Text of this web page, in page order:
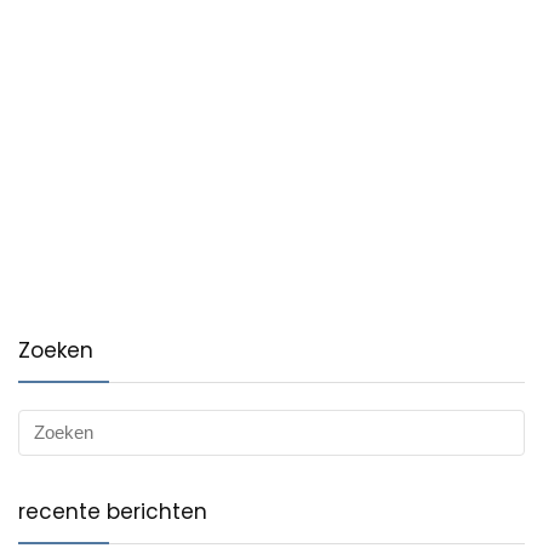
Zoeken
recente berichten